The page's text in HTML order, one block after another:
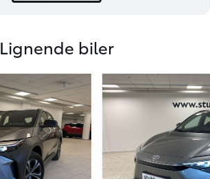
Lignende biler